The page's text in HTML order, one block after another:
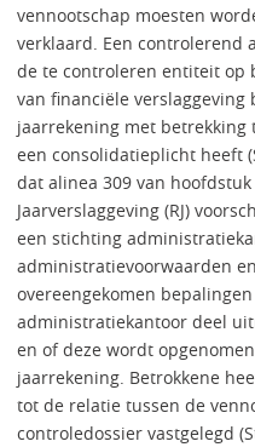
vennootschap moesten
verklaard. Een controlerend
de te controleren entiteit op
van financiële verslaggeving
jaarrekening met
een consolidatieplicht heeft
dat alinea 309 van
Jaarverslaggeving (RJ)
een stichting
administratievoorwaarden
overeengekomen
administratiekantoor deel
en of deze wordt
jaarrekening. Betrokkene
tot de relatie tussen de
controledossier vastgelegd